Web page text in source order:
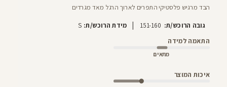
הבד מרגיש פלסטיקי התפרים לארוך הרגל מאד מגרדים
גובה הרוכש/ת: 151-160
| מידת הרוכש/ת: S
התאמה למידה
מתאים
איכות המוצר